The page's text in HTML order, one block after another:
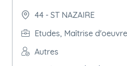
44 - ST NAZAIRE
Etudes, Maîtrise
Autres